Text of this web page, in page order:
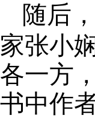
随后
家张小
各一方
书中作